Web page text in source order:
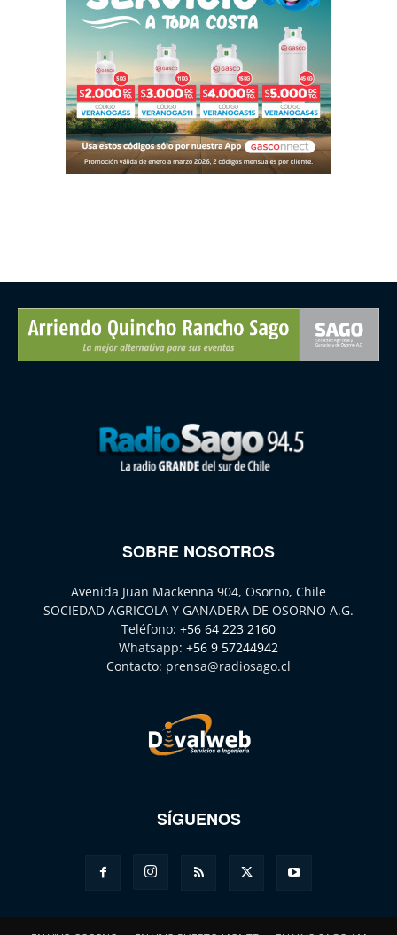
SOBRE NOSOTROS
Avenida Juan Mackenna 904, Osorno, Chile
SOCIEDAD AGRICOLA Y GANADERA DE OSORNO A.G.
Teléfono: +56 64 223 2160
Whatsapp: +56 9 57244942
Contacto: prensa@radiosago.cl
SÍGUENOS